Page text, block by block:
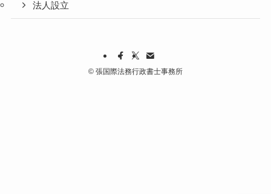
法人設立
© 張国際法務行政書士事務所